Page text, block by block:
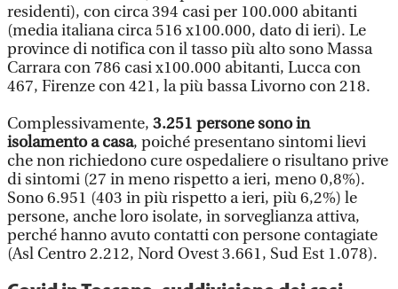
residenti), con circa 394 casi per 100.000 abitanti
(media italiana circa 516 x100.000, dato di ieri). Le
province di notifica con il tasso più alto sono Massa
Carrara con 786 casi x100.000 abitanti, Lucca con
467, Firenze con 421, la più bassa Livorno con 218.
Complessivamente, 3.251 persone sono in
isolamento a casa, poiché presentano sintomi lievi
che non richiedono cure ospedaliere o risultano prive
di sintomi (27 in meno rispetto a ieri, meno 0,8%).
Sono 6.951 (403 in più rispetto a ieri, più 6,2%) le
persone, anche loro isolate, in sorveglianza attiva,
perché hanno avuto contatti con persone contagiate
(Asl Centro 2.212, Nord Ovest 3.661, Sud Est 1.078).